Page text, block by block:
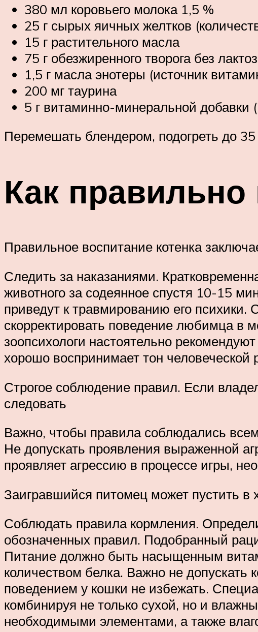
380 мл коровьего молока 1,5 %
25 г сырых яичных желтков
15 г растительного масла
75 г обезжиренного творога без
1,5 г масла энотеры (источник
200 мг таурина
5 г витаминно-минеральной добавки
Перемешать блендером, подогреть до
Как правильно
Правильное воспитание котенка
Следить за наказаниями.
животного за содеянное спустя 10-15
приведут к травмированию его
скорректировать поведение любимца в
зоопсихологи настоятельно
хорошо воспринимает тон человеческой
Строгое соблюдение правил. Если
следовать
Важно, чтобы правила соблюдались
Не допускать проявления выраженной
проявляет агрессию в процессе игры,
Заигравшийся питомец может пустить в
Соблюдать правила кормления.
обозначенных правил. Подобранный
Питание должно быть насыщенным
количеством белка. Важно не
поведением у кошки не избежать.
комбинируя не только сухой, но и
необходимыми элементами, а также